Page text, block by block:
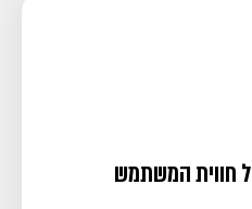
חווית המשתמש